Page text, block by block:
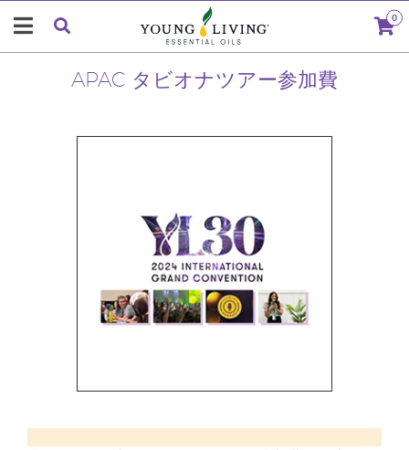
0
APAC タビオナツアー参加費